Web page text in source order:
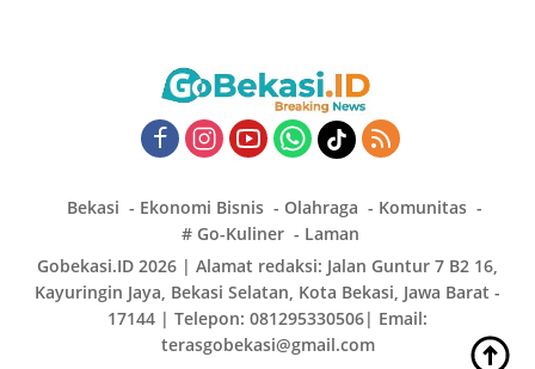
Bekasi Ekonomi Bisnis Olahraga
Komunitas
# Go-Kuliner
Laman
Gobekasi.ID 2026 | Alamat redaksi: Jalan Guntur 7 B2 16,
Kayuringin Jaya, Bekasi Selatan, Kota Bekasi, Jawa Barat -
17144 | Telepon: 081295330506| Email:
terasgobekasi@gmail.com